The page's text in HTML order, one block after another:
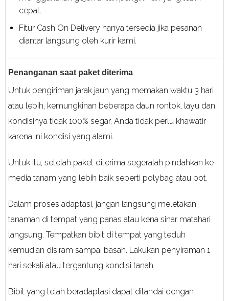
cepat.
Fitur Cash On Delivery hanya tersedia jika pesanan
diantar langsung oleh kurir kami.
Penanganan saat paket diterima
Untuk pengiriman jarak jauh yang memakan waktu 3 hari
atau lebih, kemungkinan beberapa daun rontok, layu dan
kondisinya tidak 100% segar. Anda tidak perlu khawatir
karena ini kondisi yang alami.
Untuk itu, setelah paket diterima segeralah pindahkan ke
media tanam yang lebih baik seperti polybag atau pot.
Dalam proses adaptasi, jangan langsung meletakan
tanaman di tempat yang panas atau kena sinar matahari
langsung. Tempatkan bibit di tempat yang teduh
kemudian disiram sampai basah. Lakukan penyiraman 1
hari sekali atau tergantung kondisi tanah.
Bibit yang telah beradaptasi dapat ditandai dengan